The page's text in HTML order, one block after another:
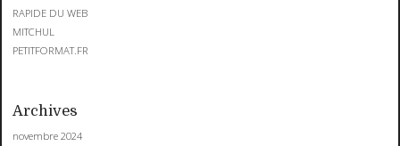
RAPIDE DU WEB
MITCHUL
PETITFORMAT.FR
Archives
novembre 2024